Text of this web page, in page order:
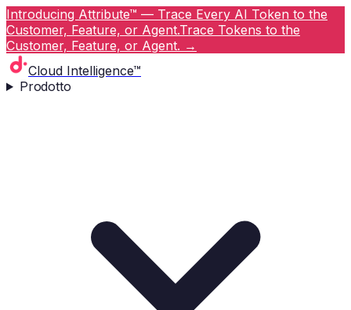
Introducing Attribute™ — Trace Every AI Token to the
Customer, Feature, or Agent.Trace Tokens to the
Customer, Feature, or Agent. →
Cloud Intelligence™
Prodotto